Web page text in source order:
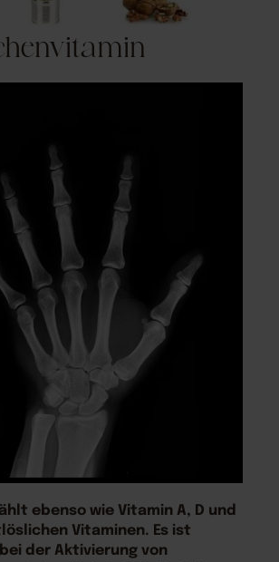
ebenso wie Vitamin A, D und
Vitaminen. Es ist
der Aktivierung von